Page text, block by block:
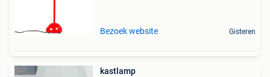
Bezoek website Gisteren
kastlamp